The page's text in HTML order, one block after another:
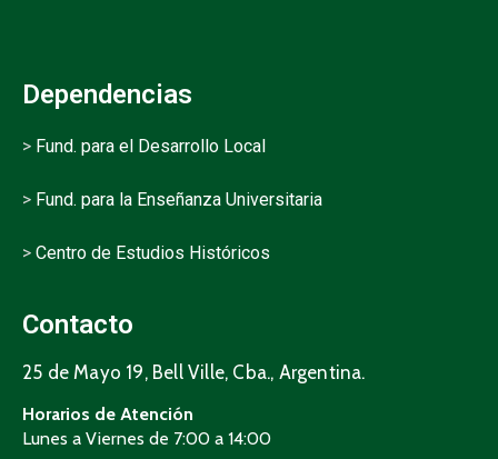
Dependencias
> Fund. para el Desarrollo Local
> Fund. para la Enseñanza Universitaria
> Centro de Estudios Históricos
Contacto
25 de Mayo 19, Bell Ville, Cba., Argentina.
Horarios de Atención
Lunes a Viernes de 7:00 a 14:00